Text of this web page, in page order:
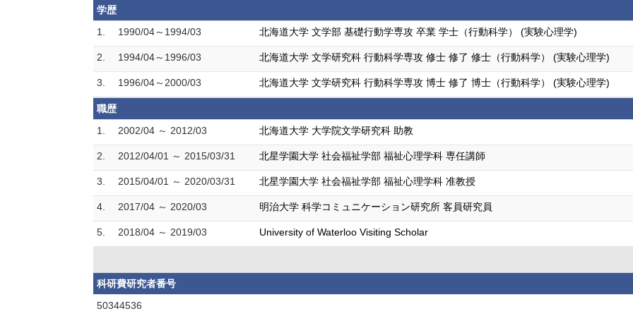
学歴
1.
1990/04～1994/03 北海道大学 文学部 基礎行動学専攻 卒業 学士（行動科学） (実験心理学)
2. 1994/04～1996/03 北海道大学 文学研究科 行動科学専攻 修士 修了 修士（行動科学） (実験心理学)
3. 1996/04～2000/03 北海道大学 文学研究科 行動科学専攻 博士 修了 博士（行動科学） (実験心理学)
職歴
1.
2002/04 ～ 2012/03 北海道大学 大学院文学研究科 助教
2. 2012/04/01 ～ 2015/03/31 北星学園大学 社会福祉学部 福祉心理学科 専任講師
3. 2015/04/01 ～ 2020/03/31 北星学園大学 社会福祉学部 福祉心理学科 准教授
4. 2017/04 ～ 2020/03 明治大学 科学コミュニケーション研究所 客員研究員
5. 2018/04 ～ 2019/03 University of Waterloo Visiting Scholar
科研費研究者番号
50344536